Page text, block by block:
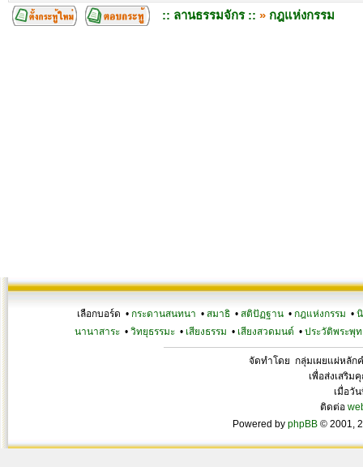
:: ลานธรรมจักร :: » กฎแห่งกรรม
เลือกบอร์ด • กระดานสนทนา • สมาธิ • สติปัฏฐาน • กฎแห่งกรรม •
นานาสาระ• วิทยุธรรมะ• เสียงธรรม • เสียงสวดมนต์ • ประวัติพระพุท
จัดทำโดย กลุ่มเผยแผ่หลัก
เพื่อส่งเสริม
เมื่อวั
ติดต่อ
Powered by phpBB © 2001,